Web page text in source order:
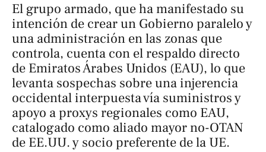
El grupo armado, que ha manifestado su
intención de crear un Gobierno paralelo y
una administración en las zonas que
controla, cuenta con el respaldo directo
de Emiratos Árabes Unidos (EAU), lo que
levanta sospechas sobre una injerencia
occidental interpuesta vía suministros y
apoyo a proxys regionales como EAU,
catalogado como aliado mayor no-OTAN
de EE.UU. y socio preferente de la UE.